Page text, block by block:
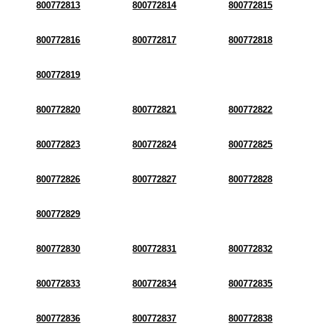
800772813 800772814 800772815
800772816 800772817 800772818
800772819
800772820 800772821 800772822
800772823 800772824 800772825
800772826 800772827 800772828
800772829
800772830 800772831 800772832
800772833 800772834 800772835
800772836 800772837 800772838